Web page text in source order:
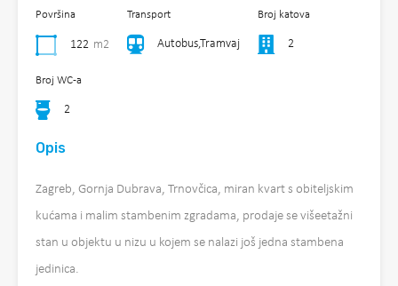
Površina
122 m2
Transport
Autobus,Tramvaj
Broj katova
2
Broj WC-a
2
Opis
Zagreb, Gornja Dubrava, Trnovčica, miran kvart s obiteljskim
kućama i malim stambenim zgradama, prodaje se višeetažni
stan u objektu u nizu u kojem se nalazi još jedna stambena
jedinica.